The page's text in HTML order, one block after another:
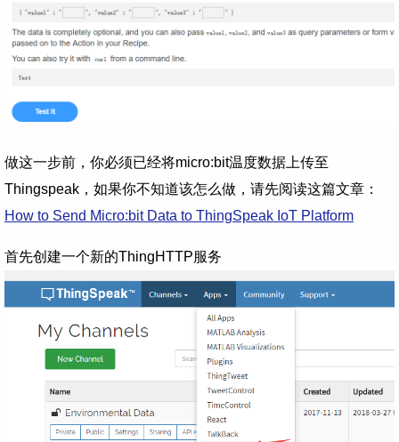
做这一步前，你必须已经将micro:bit温度数据上传至
Thingspeak，如果你不知道该怎么做，请先阅读这篇文章：
How to Send Micro:bit Data to ThingSpeak IoT Platform
首先创建一个新的ThingHTTP服务